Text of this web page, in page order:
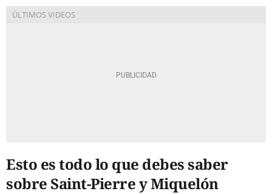
Esto es todo lo que debes saber
sobre Saint-Pierre y Miquelón